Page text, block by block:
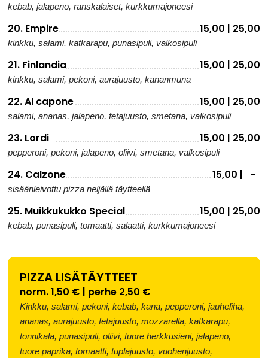
kebab, jalapeno, ranskalaiset, kurkkumajoneesi
20. Empire 15,00 | 25,00
kinkku, salami, katkarapu, punasipuli, valkosipuli
21. Finlandia 15,00 | 25,00
kinkku, salami, pekoni, aurajuusto, kananmuna
22. Al capone 15,00 | 25,00
salami, ananas, jalapeno, fetajuusto, smetana, valkosipuli
23. Lordi 15,00 | 25,00
pepperoni, pekoni, jalapeno, oliivi, smetana, valkosipuli
24. Calzone 15,00 | -
sisäänleivottu pizza neljällä täytteellä
25. Muikkukukko Special 15,00 | 25,00
kebab, punasipuli, tomaatti, salaatti, kurkkumajoneesi
PIZZA LISÄTÄYTTEET
norm. 1,50 € | perhe 2,50 €
Kinkku, salami, pekoni, kebab, kana, pepperoni, jauheliha,
ananas, aurajuusto, fetajuusto, mozzarella, katkarapu,
tonnikala, punasipuli, oliivi, tuore herkkusieni, jalapeno,
tuore paprika, tomaatti, tuplajuusto, vuohenjuusto,